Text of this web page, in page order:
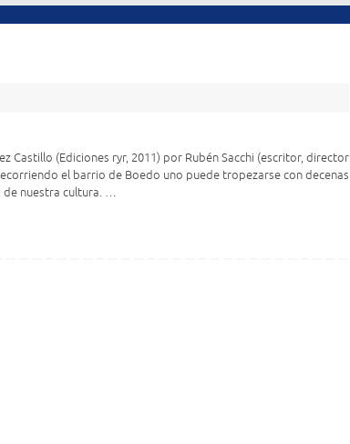
Castillo (Ediciones ryr, 2011) por Rubén Sacchi (escritor, director
el barrio de Boedo uno puede tropezarse con decenas
de nuestra cultura. …